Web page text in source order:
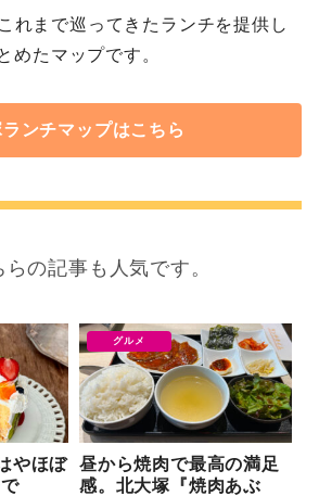
れまで巡ってきたランチを提供し
めたマップです。
ンチマップはこちら
らの記事も人気です。
やほぼ
グルメ
昼から焼肉で最高の満足
感。北大塚『焼肉あぶ